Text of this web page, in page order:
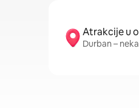
Atrakcije u
Durban –